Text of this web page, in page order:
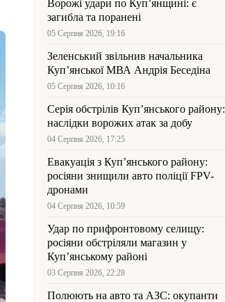
Ворожі удари по Куп’янщині: є
загибла та поранені
05 Серпня 2026, 19:16
Зеленський звільнив начальника
Купʼянської МВА Андрія Беседіна
05 Серпня 2026, 10:16
Серія обстрілів Куп’янського району:
наслідки ворожих атак за добу
04 Серпня 2026, 17:25
Евакуація з Куп’янського району:
росіяни знищили авто поліції FPV-
дронами
04 Серпня 2026, 10:59
Удар по прифронтовому селищу:
росіяни обстріляли магазин у
Куп’янському районі
03 Серпня 2026, 22:28
Полюють на авто та АЗС: окупанти